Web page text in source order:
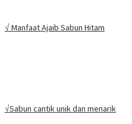
√ Manfaat Ajaib Sabun Hitam
√Sabun cantik unik dan menarik